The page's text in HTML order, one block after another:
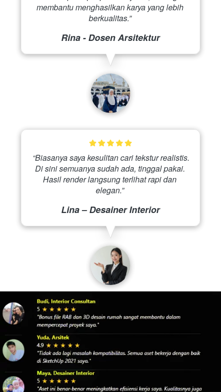
membantu menghasilkan karya yang lebih
berkualitas.”
Rina - Dosen Arsitektur
Di sini semuanya sudah ada, tinggal pakai.
Hasil render langsung terlihat rapi dan
elegan.”
Lina – Desainer Interior